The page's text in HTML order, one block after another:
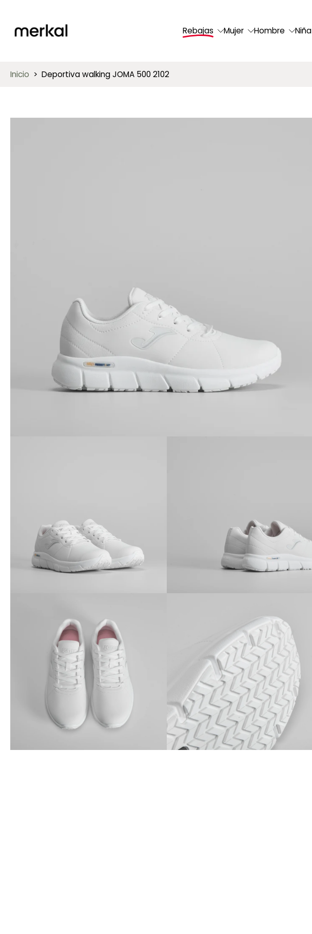
al
contenido
Rebajas Mujer Hombre Niña
Inicio > Deportiva walking JOMA 500 2102